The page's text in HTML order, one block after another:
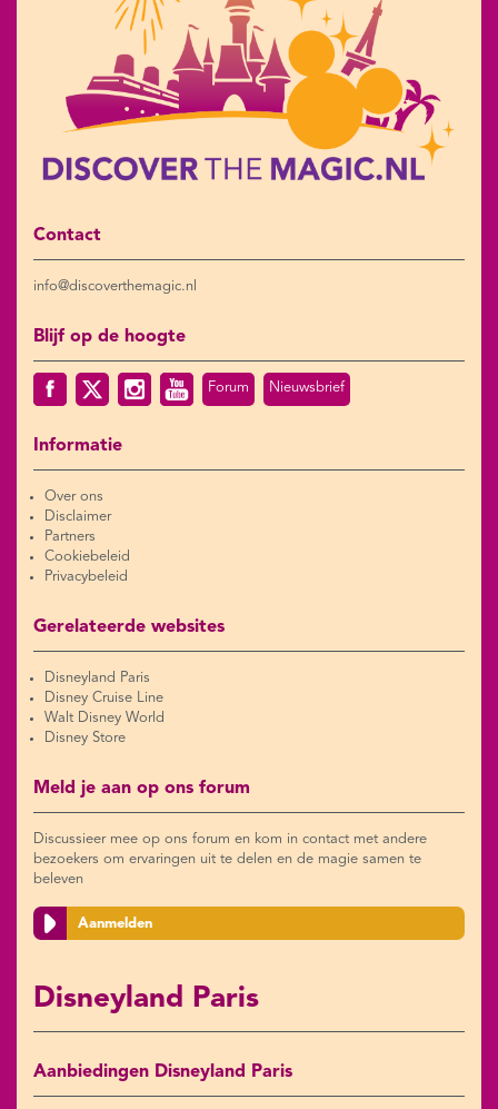
Contact
info@discoverthemagic.nl
Blijf op de hoogte
Forum Nieuwsbrief
Informatie
Over ons
Disclaimer
Partners
Cookiebeleid
Privacybeleid
Gerelateerde websites
Disneyland Paris
Disney Cruise Line
Walt Disney World
Disney Store
Meld je aan op ons forum
Discussieer mee op ons forum en kom in contact met andere
bezoekers om ervaringen uit te delen en de magie samen te
beleven
Aanmelden
Disneyland Paris
Aanbiedingen Disneyland Paris